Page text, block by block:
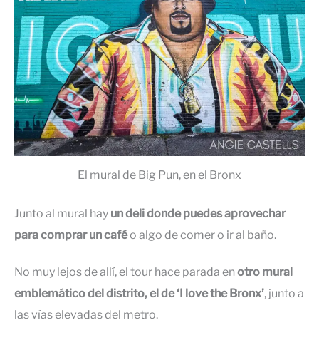
El mural de Big Pun, en el Bronx
Junto al mural hay un deli donde puedes aprovechar
para comprar un caféo algo de comer o ir al baño.
No muy lejos de allí, el tour hace parada enotro mural
emblemático del distrito, el de ‘I love the Bronx’, junto a
las vías elevadas del metro.